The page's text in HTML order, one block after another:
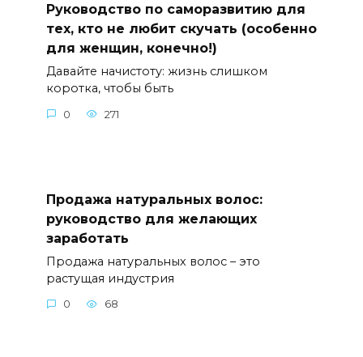
Руководство по саморазвитию для
тех, кто не любит скучать (особенно
для женщин, конечно!)
Давайте начистоту: жизнь слишком
коротка, чтобы быть
0 271
Продажа натуральных волос:
руководство для желающих
заработать
Продажа натуральных волос – это
растущая индустрия
0 68